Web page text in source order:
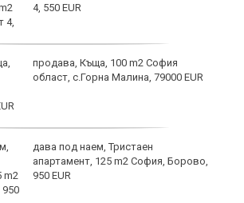
4, 550 EUR
продава, Къща, 100 m2 София
област, с.Горна Малина, 79000 EUR
дава под наем, Тристаен
апартамент, 125 m2 София, Борово,
950 EUR